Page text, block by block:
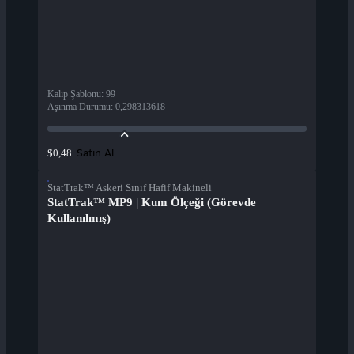
Kalıp Şablonu: 99
Aşınma Durumu: 0,298313618
$0,48 Satın Al
StatTrak™ Askeri Sınıf Hafif Makineli
StatTrak™ MP9 | Kum Ölçeği (Görevde
Kullanılmış)